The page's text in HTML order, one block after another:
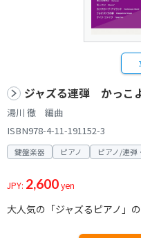
ジャズる連弾 かっこ
湯川 徹 編曲
ISBN978-4-11-191152-3
鍵盤楽器 ピアノ ピアノ/連弾
JPY: 2,600yen
大人気の「ジャズるピアノ」